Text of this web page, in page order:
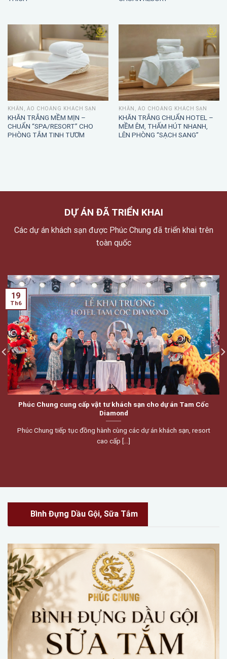
KHĂN, ÁO CHOÀNG KHÁCH SẠN
KHĂN TRẮNG MỀM MỊN –
CHUẨN “SPA/RESORT” CHO
PHÒNG TẮM TINH TƯƠM
KHĂN, ÁO CHOÀNG KHÁCH SẠN
KHĂN TRẮNG CHUẨN HOTEL –
MỀM ÊM, THẤM HÚT NHANH,
LÊN PHÒNG “SẠCH SANG”
DỰ ÁN ĐÃ TRIỂN KHAI
Các dự án khách sạn được Phúc Chung đã triển khai trên
toàn quốc
Phúc Chung cung cấp vật tư khách sạn cho dự án Tam Cốc
Diamond
Phúc Chung tiếp tục đồng hành cùng các dự án khách sạn, resort
cao cấp [...]
19
Th6
Bình Đựng Dầu Gội, Sữa Tắm